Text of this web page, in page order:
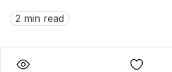
$ZETA diễn ra từ 8 đến 15/07/2025.
2 min read